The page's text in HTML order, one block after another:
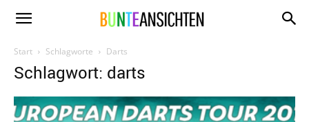
www.bunte-
ansichten.de
Start Schlagworte Darts
Schlagwort: darts